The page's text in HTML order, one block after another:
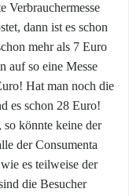
Verbrauchermesse
dann ist es schon
mehr als 7 Euro
auf so eine Messe
Hat man noch die
es schon 28 Euro!
so könnte keine der
der Consumenta
es teilweise der
die Besucher